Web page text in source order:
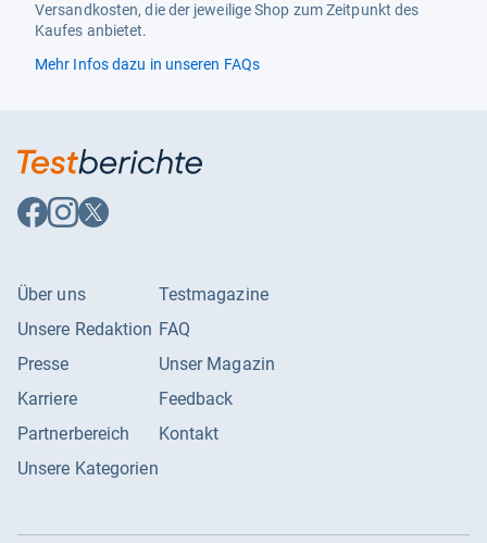
Maße k. A.
Modell k. A.
Produktart
Speicherkapazität
Versandkosten, die der jeweilige Shop zum Zeitpunkt des
Kaufes anbietet.
Mehr Infos dazu in unseren FAQs
Auf
Facebook
Auf
Instagram
Auf
X
Über uns
Unsere Redaktion
Presse
Karriere
Partnerbereich
Unsere Kategorien
Testmagazine
FAQ
Unser Magazin
Feedback
Kontakt